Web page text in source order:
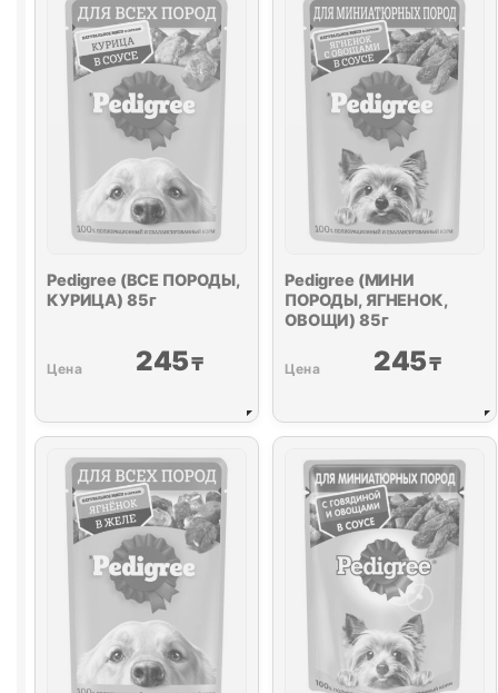
ПЕЧЕНЬ)
в
желе
85г
ИНДЕЙКА)
85г
Pedigree (ВСЕ ПОРОДЫ,
КУРИЦА) 85г
245₸
Pedigree (МИНИ
ПОРОДЫ, ЯГНЕНОК,
ОВОЩИ) 85г
245₸